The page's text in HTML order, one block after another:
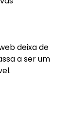
deixa de
a ser um